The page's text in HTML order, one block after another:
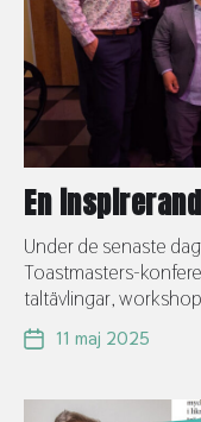
En
Under de senaste
Toastmasters-
taltävlingar,
11 maj 2025